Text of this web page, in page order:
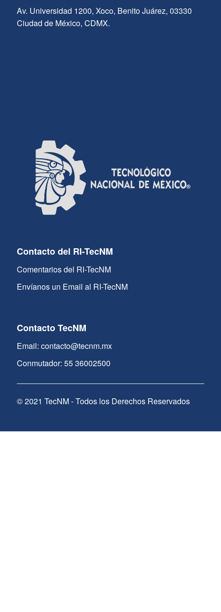
Av. Universidad 1200, Xoco, Benito Juárez, 03330
Ciudad de México, CDMX.
Contacto del RI-TecNM
Comentarios del RI-TecNM
Envíanos un Email al RI-TecNM
Contacto TecNM
Email: contacto@tecnm.mx
Conmutador: 55 36002500
© 2021 TecNM - Todos los Derechos Reservados